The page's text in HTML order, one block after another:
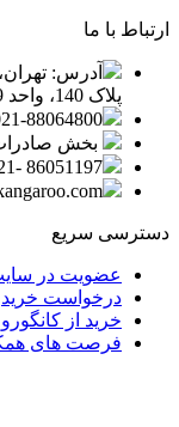
ارتباط با ما
آدرس:
پلاک 140، واحد 19
88064800
بخش صادرات : 8804211-021
86051197 -021
دسترسی سریع
عضویت در
درخواست خرید
خرید از
فرصت های